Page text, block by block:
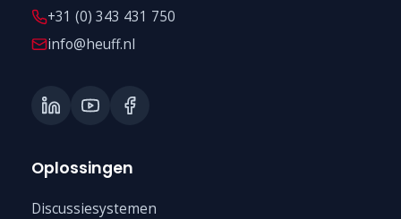
+31 (0) 343 431 750
info@heuff.nl
Oplossingen
Discussiesystemen